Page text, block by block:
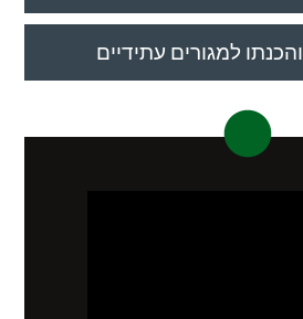
והכנתו למגורים עתידיים